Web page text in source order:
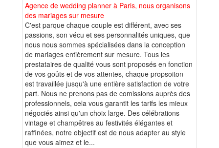
Agence de wedding planner à Paris, nous organisons
des mariages sur mesure
C'est parque chaque couple est différent, avec ses
passions, son vécu et ses personnalités uniques, que
nous nous sommes spécialisées dans la conception
de mariages entièrement sur mesure. Tous les
prestataires de qualité vous sont proposés en fonction
de vos goûts et de vos attentes, chaque propsoiton
est travaillée jusqu'à une entière satisfaction de votre
part. Nous ne prenons pas de comissions auprès des
professionnels, cela vous garantit les tarifs les mieux
négociés ainsi qu'un choix large. Des célébrations
vintage et champêtres au festivités élégantes et
raffinées, notre objectif est de nous adapter au style
que vous aimez et le...